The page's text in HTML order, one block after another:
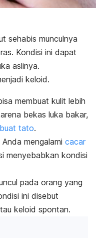
sehabis munculnya
Kondisi ini dapat
aslinya.
keloid.
membuat kulit lebih
bekas luka bakar,
tato.
mengalami cacar
menyebabkan kondisi
pada orang yang
ini disebut
keloid spontan.